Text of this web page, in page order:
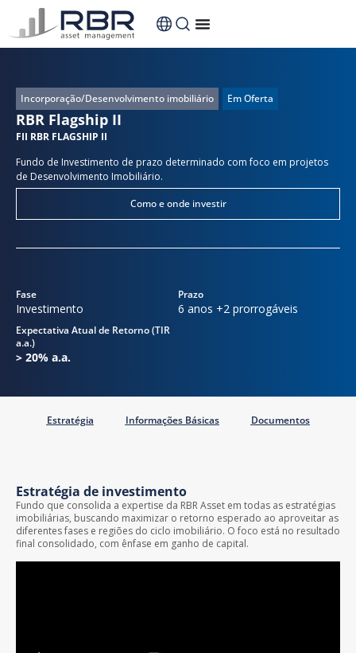
Incorporação/Desenvolvimento imobiliário Em Oferta
RBR Flagship II
FII RBR FLAGSHIP II
Fundo de Investimento de prazo determinado com foco em projetos
de Desenvolvimento Imobiliário.
Como e onde investir
Fase
Investimento
Prazo
6 anos +2 prorrogáveis
Expectativa Atual de Retorno (TIR
a.a.)
> 20% a.a.
Estratégia Informações Básicas Documentos
Estratégia de investimento
Fundo que consolida a expertise da RBR Asset em todas as estratégias
imobiliárias, buscando maximizar o retorno esperado ao aproveitar as
diferentes fases e regiões do ciclo imobiliário. O foco está no resultado
final consolidado, com ênfase em ganho de capital.